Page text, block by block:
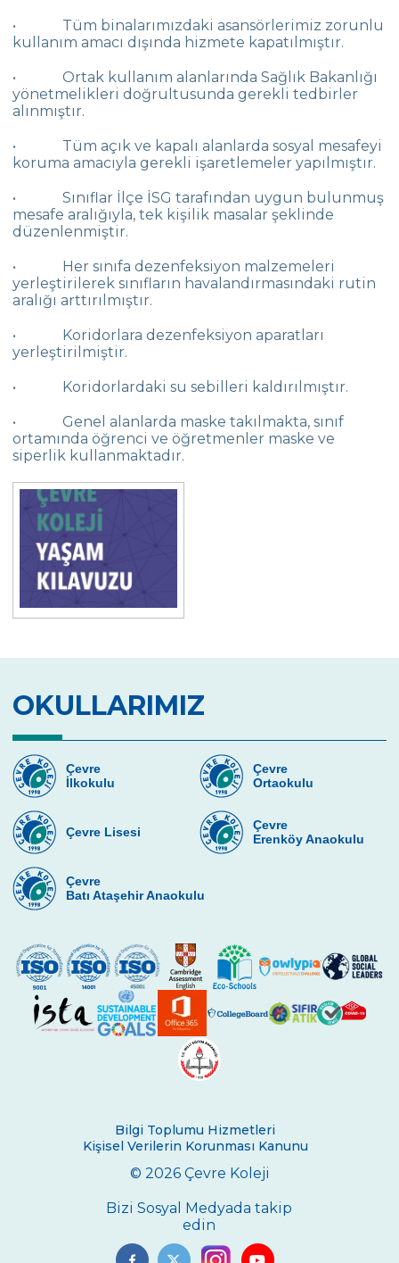
• Tüm binalarımızdaki asansörlerimiz zorunlu
kullanım amacı dışında hizmete kapatılmıştır.
• Ortak kullanım alanlarında Sağlık Bakanlığı
yönetmelikleri doğrultusunda gerekli tedbirler
alınmıştır.
• Tüm açık ve kapalı alanlarda sosyal mesafeyi
koruma amacıyla gerekli işaretlemeler yapılmıştır.
• Sınıflar İlçe İSG tarafından uygun bulunmuş
mesafe aralığıyla, tek kişilik masalar şeklinde
düzenlenmiştir.
• Her sınıfa dezenfeksiyon malzemeleri
yerleştirilerek sınıfların havalandırmasındaki rutin
aralığı arttırılmıştır.
• Koridorlara dezenfeksiyon aparatları
yerleştirilmiştir.
• Koridorlardaki su sebilleri kaldırılmıştır.
• Genel alanlarda maske takılmakta, sınıf
ortamında öğrenci ve öğretmenler maske ve
siperlik kullanmaktadır.
OKULLARIMIZ
Çevre
İlkokulu
Çevre
Ortaokulu
Çevre Lisesi
Çevre
Erenköy Anaokulu
Çevre
Batı Ataşehir Anaokulu
Bilgi Toplumu Hizmetleri
Kişisel Verilerin Korunması Kanunu
© 2026 Çevre Koleji
Bizi Sosyal Medyada takip
edin